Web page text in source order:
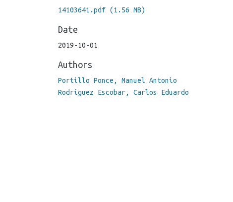
14103641.pdf (1.56 MB)
Date
2019-10-01
Authors
Portillo Ponce, Manuel Antonio
Rodríguez Escobar, Carlos Eduardo